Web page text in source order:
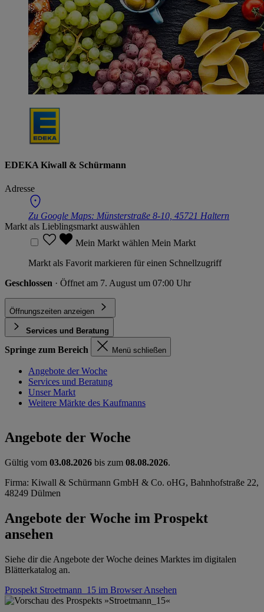
EDEKA Kiwall & Schürmann
Adresse
Zu Google Maps: Münsterstraße 8-10, 45721 Haltern
Markt als Lieblingsmarkt auswählen
Mein Markt wählen Mein Markt
Markt als Favorit markieren für einen Schnellzugriff
Geschlossen · Öffnet am 7. August um 07:00 Uhr
Öffnungszeiten anzeigen
Services und Beratung
Springe zum Bereich Menü schließen
Angebote der Woche
Services und Beratung
Unser Markt
Weitere Märkte des Kaufmanns
Angebote der Woche
Gültig vom 03.08.2026 bis zum 08.08.2026.
Firma: Kiwall & Schürmann GmbH & Co. oHG, Bahnhofstraße 22,
48249 Dülmen
Angebote der Woche im Prospekt
ansehen
Siehe dir die Angebote der Woche deines Marktes im digitalen
Blätterkatalog an.
Prospekt Stroetmann_15 im Browser Ansehen